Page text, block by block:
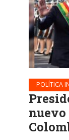
POLÍTICA